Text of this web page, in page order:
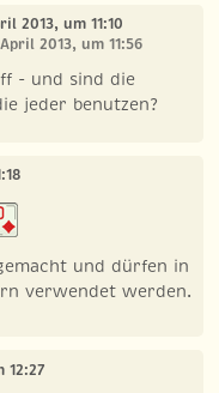
2013, um 11:10
2013, um 11:56
- und sind die
jeder benutzen?
und dürfen in
verwendet werden.
12:27